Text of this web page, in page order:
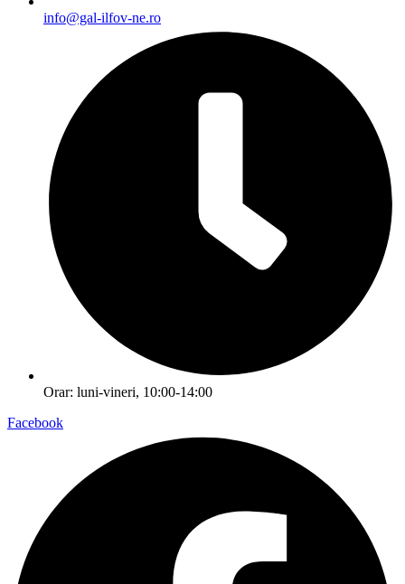
info@gal-ilfov-ne.ro
Orar: luni-vineri, 10:00-14:00
Facebook